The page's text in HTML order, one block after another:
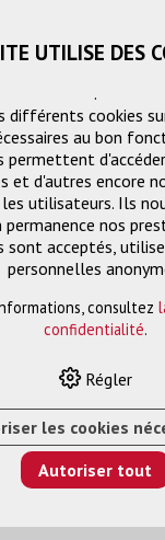
PROJECTION
UTILISE DES
.
différents cookies
au bon
permettent
et d'autres encore
utilisateurs. Ils
nos
sont acceptés,
personnelles
consultez
confidentialité.
Régler
les cookies
Autoriser tout